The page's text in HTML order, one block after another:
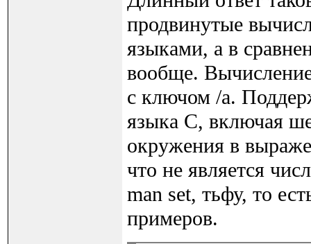
продвинутые
языками, а в
вообще.
с ключом /a.
языка C, включая
окружения в
что не является
man set, тьфу, то
примеров.